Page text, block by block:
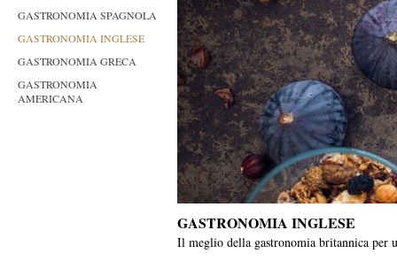
GASTRONOMIA SPAGNOLA
GASTRONOMIA INGLESE
GASTRONOMIA GRECA
GASTRONOMIA
AMERICANA
GASTRONOMIA INGLESE
Il meglio della gastronomia britannica per